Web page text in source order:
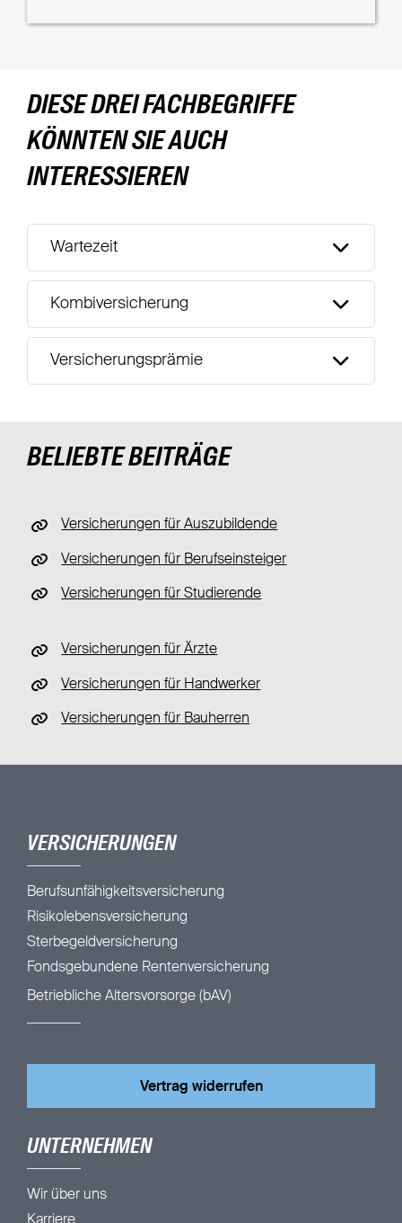
DIESE DREI FACHBEGRIFFE
KÖNNTEN SIE AUCH
INTERESSIEREN
Wartezeit
Kombiversicherung
Versicherungsprämie
BELIEBTE BEITRÄGE
Versicherungen für Auszubildende
Versicherungen für Berufseinsteiger
Versicherungen für Studierende
Versicherungen für Ärzte
Versicherungen für Handwerker
Versicherungen für Bauherren
VERSICHERUNGEN
Berufsunfähigkeitsversicherung
Risikolebensversicherung
Sterbegeldversicherung
Fondsgebundene Rentenversicherung
Betriebliche Altersvorsorge (bAV)
Vertrag widerrufen
UNTERNEHMEN
Wir über uns
Karriere